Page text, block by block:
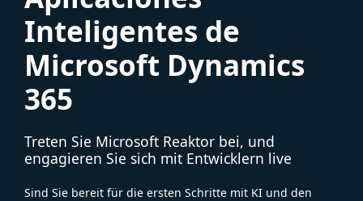
Inteligentes de
Microsoft Dynamics
365
Treten Sie Microsoft Reaktor bei, und
engagieren Sie sich mit Entwicklern live
Sind Sie bereit für die ersten Schritte mit KI und den